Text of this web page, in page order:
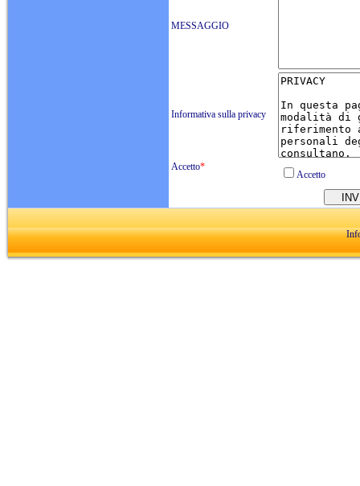
MESSAGGIO
Informativa sulla privacy
Accetto*
Accetto